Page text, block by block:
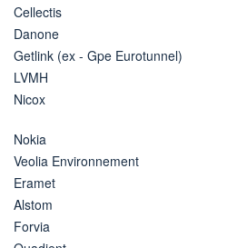
Cellectis
Danone
Getlink (ex - Gpe Eurotunnel)
LVMH
Nicox
Nokia
Veolia Environnement
Eramet
Alstom
Forvia